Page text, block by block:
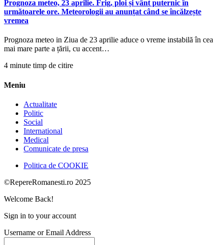
Prognoza meteo, 23 aprilie. Frig, ploi și vânt puternic în
următoarele ore. Meteorologii au anunțat când se încălzește
vremea
Prognoza meteo in Ziua de 23 aprilie aduce o vreme instabilă în cea
mai mare parte a țării, cu accent…
4 minute timp de citire
Meniu
Actualitate
Politic
Social
International
Medical
Comunicate de presa
Politica de COOKIE
©RepereRomanesti.ro 2025
Welcome Back!
Sign in to your account
Username or Email Address